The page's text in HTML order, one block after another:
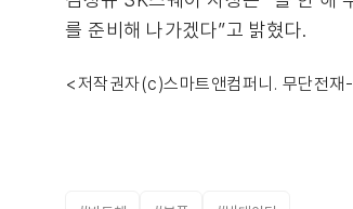
를 준비해 나가겠다”고 밝혔다.
<저작권자(c)스마트앤컴퍼니. 무단전재